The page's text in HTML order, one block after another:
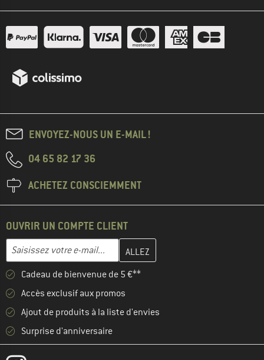
ENVOYEZ-NOUS UN E-MAIL !
04 65 82 17 36
ACHETEZ CONSCIEMMENT
OUVRIR UN COMPTE CLIENT
Adresse e-mail
Entrez votre adresse e-mail ici et créez votre compte client à la
Cadeau de bienvenue de 5 €**
Accès exclusif aux promos
Ajout de produits à la liste d'envies
Surprise d'anniversaire